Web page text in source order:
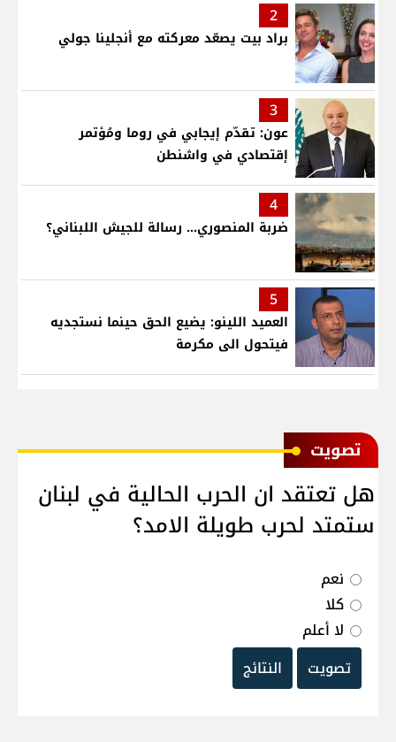
2
براد بيت يصعّد معركته مع أنجلينا جولي
3
عون: تقدّم إيجابي في روما ومُؤتمر
إقتصادي في واشنطن
4
ضربة المنصوري... رسالة للجيش اللبناني؟
5
العميد اللينو: يضيع الحق حينما نستجديه
فيتحول الى مكرمة
ﺗﺼﻮﻳﺖ
هل تعتقد ان الحرب الحالية في لبنان
ستمتد لحرب طويلة الامد؟
نعم
كلا
لا أعلم
تصويت
النتائج